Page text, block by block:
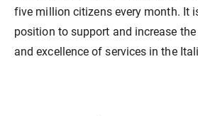
five million citizens every month. It
position to support and increase
and excellence of services in the